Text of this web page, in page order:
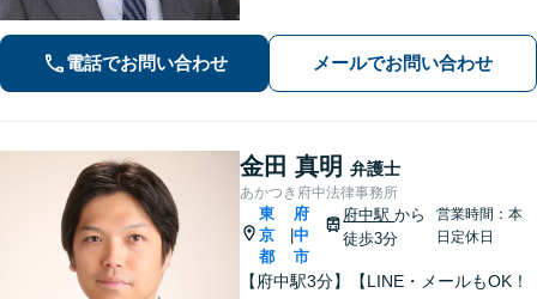
【休日・夜間相談可】慰謝料や財産分
与などの金銭トラブルもお任せ【桜上
電話でお問い合わせ メールでお問い合わせ
金田 真明 弁護士
あかつき府中法律事務所
東
京
都
府
中
市
府中駅から
徒歩3分
営業時間：本
日定休日
【府中駅3分】【LINE・メールもOK！